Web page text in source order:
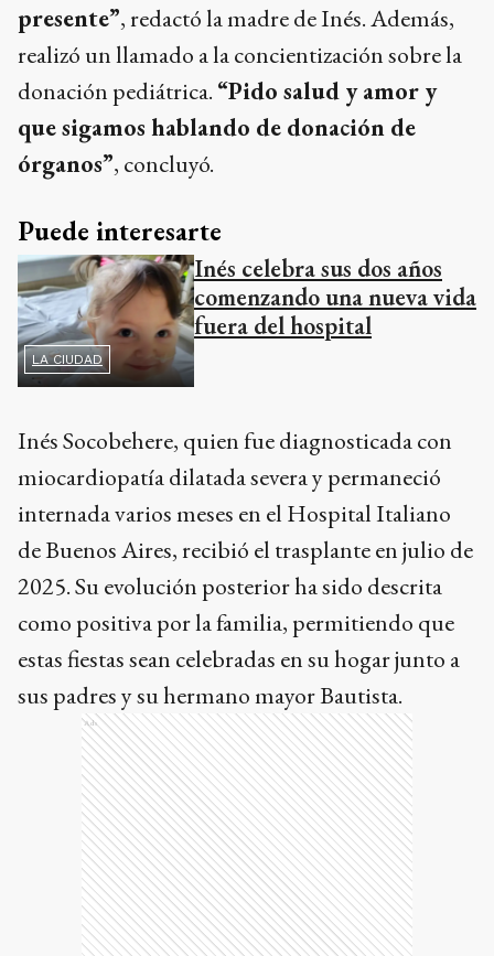
presente”, redactó la madre de Inés. Además,
realizó un llamado a la concientización sobre la
donación pediátrica. “Pido salud y amor y
que sigamos hablando de donación de
órganos”, concluyó.
Puede interesarte
LA CIUDAD
Inés celebra sus dos años
comenzando una nueva vida
fuera del hospital
Inés Socobehere, quien fue diagnosticada con
miocardiopatía dilatada severa y permaneció
internada varios meses en el Hospital Italiano
de Buenos Aires, recibió el trasplante en julio de
2025. Su evolución posterior ha sido descrita
como positiva por la familia, permitiendo que
estas fiestas sean celebradas en su hogar junto a
sus padres y su hermano mayor Bautista.
Ads